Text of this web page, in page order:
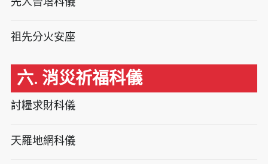
祖先分火安座
六. 消災祈福科儀
討糧求財科儀
天羅地網科儀